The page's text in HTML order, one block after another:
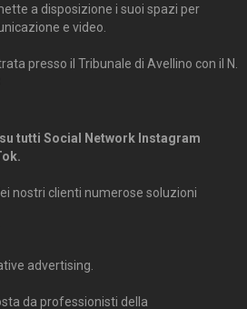
a disposizione i suoi spazi per
e video.
presso il Tribunale di Avellino con il N.
su tutti Social Network Instagram
nostri clienti numerose soluzioni
advertising.
da professionisti della